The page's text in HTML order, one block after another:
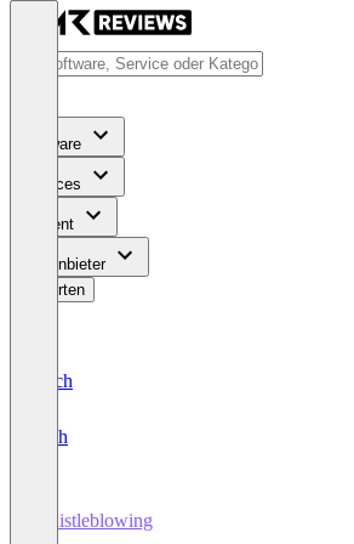
Software
Services
Content
Für Anbieter
Bewerten
Deutsch
English
Whistleblowing